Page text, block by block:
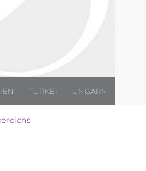
TÜRKEI UNGARN